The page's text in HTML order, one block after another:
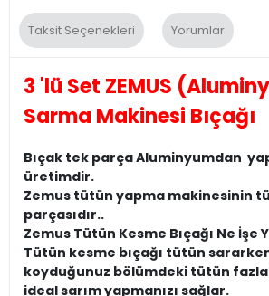
Taksit Seçenekleri Yorumlar
3 'lü Set ZEMUS
Sarma Makinesi Bıçağı
Bıçak tek parça Aluminyumdan
üretimdir.
Zemus tütün yapma makinesinin
parçasıdır..
Zemus Tütün Kesme Bıçağı Ne İşe
Tütün kesme bıçağı tütün
koyduğunuz bölümdeki tütün
ideal sarım yapmanızı sağlar.